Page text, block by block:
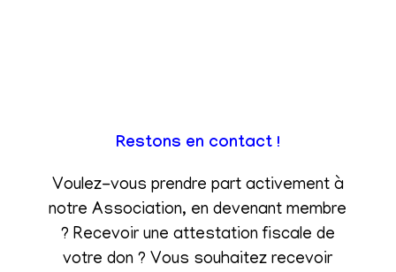
Restons en contact !
Voulez-vous prendre part activement à
notre Association, en devenant membre
? Recevoir une attestation fiscale de
votre don ? Vous souhaitez recevoir